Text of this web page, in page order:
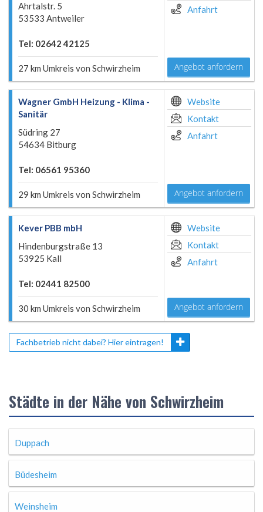
Ahrtalstr. 5
53533 Antweiler
Tel: 02642 42125
27 km Umkreis von Schwirzheim
Anfahrt
Angebot anfordern
Wagner GmbH Heizung - Klima -
Sanitär
Südring 27
54634 Bitburg
Tel: 06561 95360
29 km Umkreis von Schwirzheim
Website
Kontakt
Anfahrt
Angebot anfordern
Kever PBB mbH
Hindenburgstraße 13
53925 Kall
Tel: 02441 82500
30 km Umkreis von Schwirzheim
Website
Kontakt
Anfahrt
Angebot anfordern
Fachbetrieb nicht dabei? Hier eintragen!
Städte in der Nähe von Schwirzheim
Duppach
Büdesheim
Weinsheim